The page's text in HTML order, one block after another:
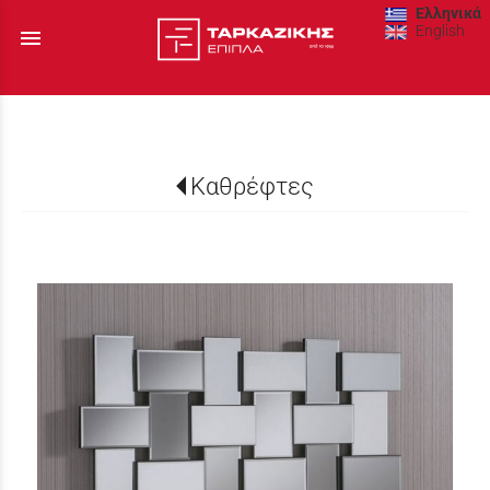
menu
Ελληνικά
English
Καθρέφτες